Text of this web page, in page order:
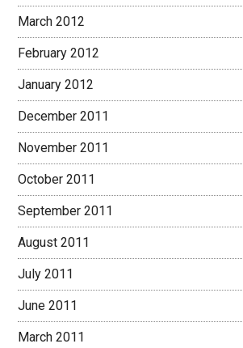
March 2012
February 2012
January 2012
December 2011
November 2011
October 2011
September 2011
August 2011
July 2011
June 2011
March 2011